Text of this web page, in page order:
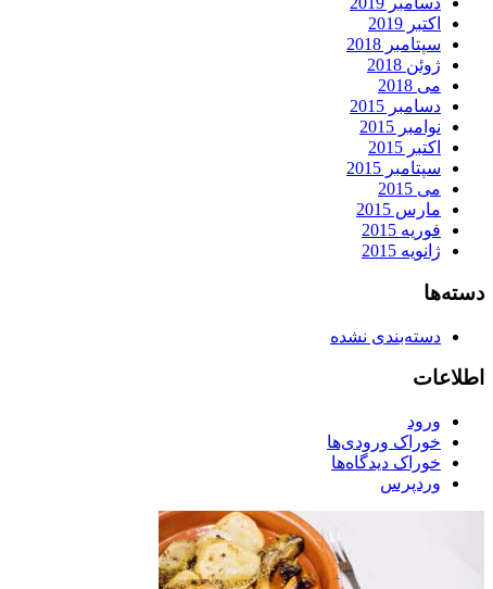
اکتبر 2019
سپتامبر 2018
ژوئن 2018
می 2018
دسامبر 2015
نوامبر 2015
اکتبر 2015
سپتامبر 2015
می 2015
مارس 2015
فوریه 2015
ژانویه 2015
دسته‌ها
دسته‌بندی نشده
اطلاعات
ورود
خوراک ورودی‌ها
خوراک دیدگاه‌ها
وردپرس